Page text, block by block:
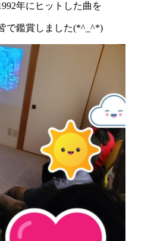
年にヒットした曲を
で鑑賞しました(*^_^*)